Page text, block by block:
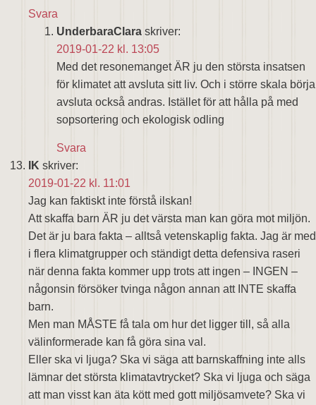
Svara
UnderbaraClara skriver:
2019-01-22 kl. 13:05
Med det resonemanget ÄR ju den största insatsen
för klimatet att avsluta sitt liv. Och i större skala börja
avsluta också andras. Istället för att hålla på med
sopsortering och ekologisk odling
Svara
IK skriver:
2019-01-22 kl. 11:01
Jag kan faktiskt inte förstå ilskan!
Att skaffa barn ÄR ju det värsta man kan göra mot miljön.
Det är ju bara fakta – alltså vetenskaplig fakta. Jag är med
i flera klimatgrupper och ständigt detta defensiva raseri
när denna fakta kommer upp trots att ingen – INGEN –
någonsin försöker tvinga någon annan att INTE skaffa
barn.
Men man MÅSTE få tala om hur det ligger till, så alla
välinformerade kan få göra sina val.
Eller ska vi ljuga? Ska vi säga att barnskaffning inte alls
lämnar det största klimatavtrycket? Ska vi ljuga och säga
att man visst kan äta kött med gott miljösamvete? Ska vi